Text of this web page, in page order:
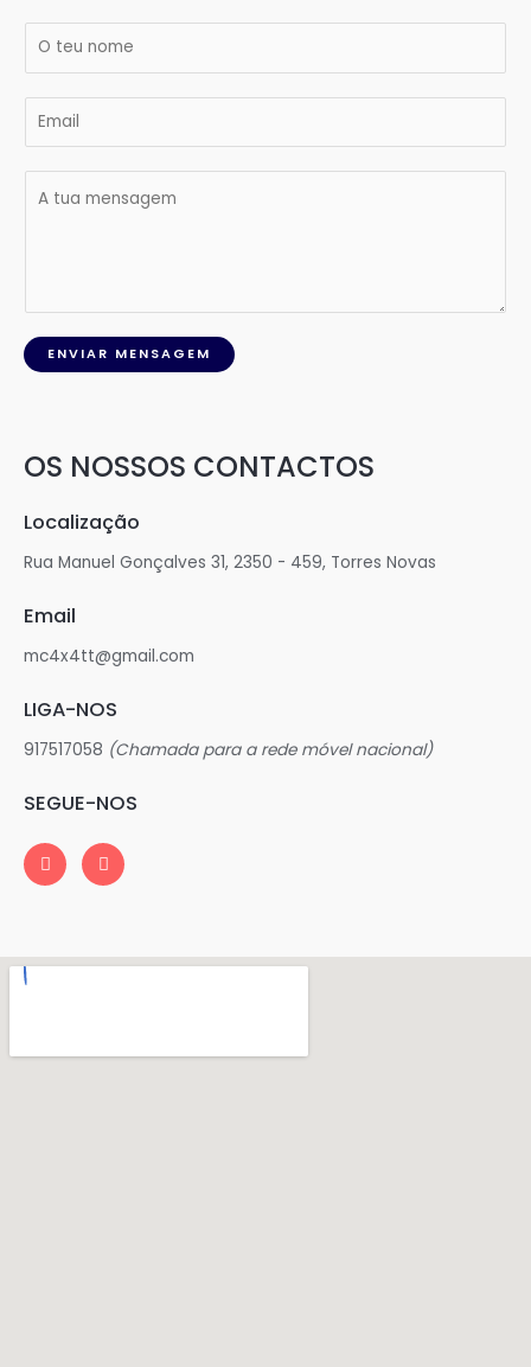
ENVIAR MENSAGEM
OS NOSSOS CONTACTOS
Localização
Rua Manuel Gonçalves 31, 2350 - 459, Torres Novas
Email
mc4x4tt@gmail.com
LIGA-NOS
917517058 (Chamada para a rede móvel nacional)
SEGUE-NOS